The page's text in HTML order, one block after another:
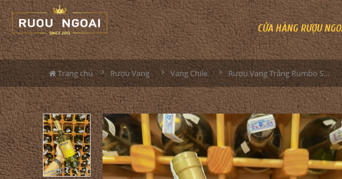
CỬA HÀNG RƯỢU
Trang chủ Rượu Vang Vang Chile Rượu Vang Trắng Rumbo Sur Chardonnay